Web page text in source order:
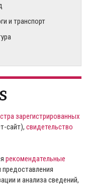
и транспорт
зарегистрированных
сайт), свидетельство
рекомендательные
и анализа сведений,